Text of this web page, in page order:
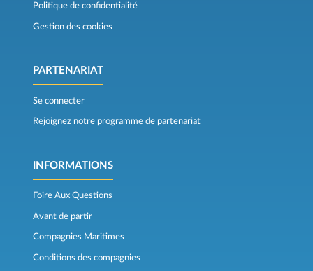
Politique de confidentialité
Gestion des cookies
PARTENARIAT
Se connecter
Rejoignez notre programme de partenariat
INFORMATIONS
Foire Aux Questions
Avant de partir
Compagnies Maritimes
Conditions des compagnies